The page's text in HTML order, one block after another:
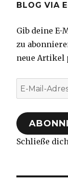
BLOG VIA
Gib deine E-
zu
neue Artikel
E-
Mail-
Adresse
Schließe